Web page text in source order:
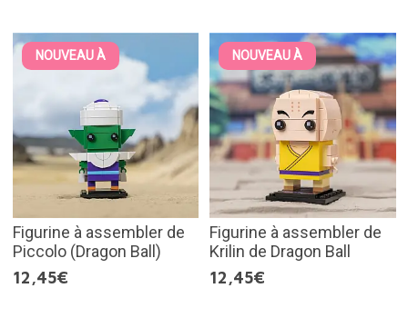
NOUVEAU À
Figurine à assembler de
Piccolo (Dragon Ball)
12,45€
NOUVEAU À
Figurine à assembler de
Krilin de Dragon Ball
12,45€